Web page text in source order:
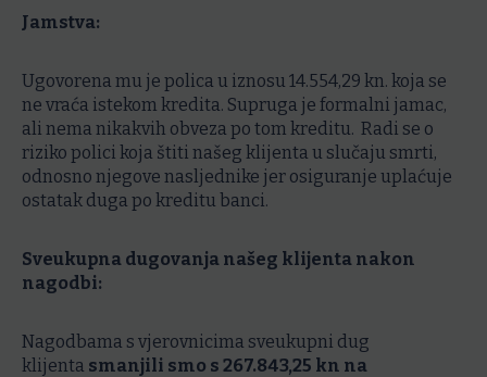
Jamstva:
Ugovorena mu je polica u iznosu 14.554,29 kn. koja se
ne vraća istekom kredita. Supruga je formalni jamac,
ali nema nikakvih obveza po tom kreditu. Radi se o
riziko polici koja štiti našeg klijenta u slučaju smrti,
odnosno njegove nasljednike jer osiguranje uplaćuje
ostatak duga po kreditu banci.
Sveukupna dugovanja našeg klijenta nakon
nagodbi:
Nagodbama s vjerovnicima sveukupni dug
klijenta smanjili smo s 267.843,25 kn na